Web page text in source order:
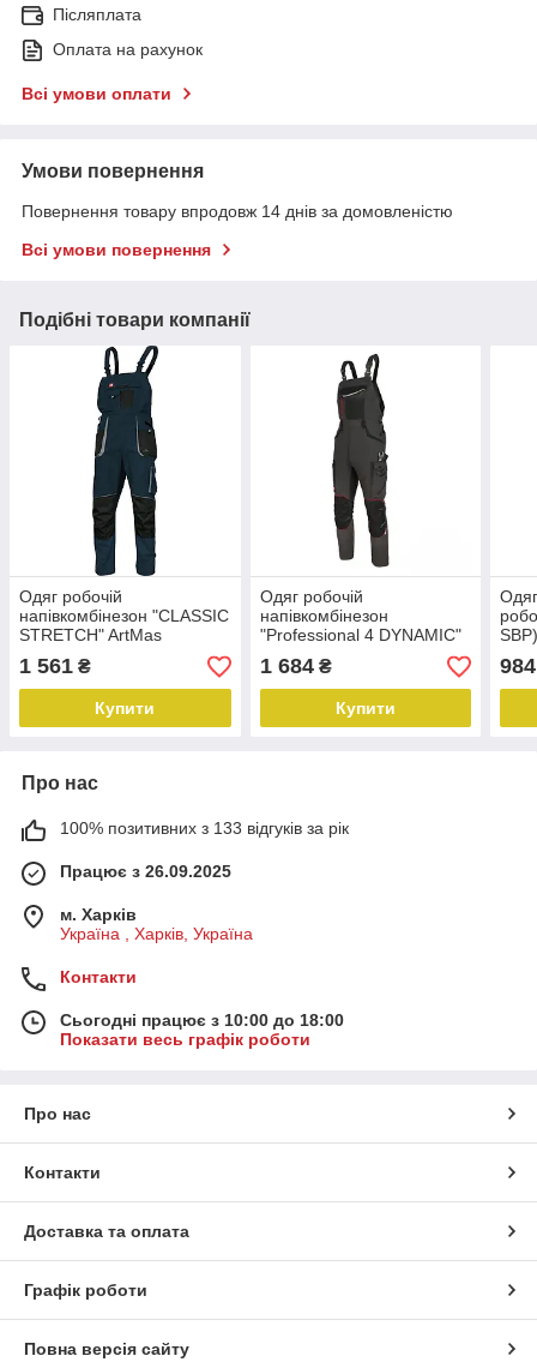
Післяплата
Оплата на рахунок
Всі умови оплати
Умови повернення
Повернення товару впродовж 14 днів за домовленістю
Всі умови повернення
Подібні товари компанії
Одяг робочій
напівкомбінезон "CLASSIC
STRETCH" ArtMas
(Польща)
1 561 ₴
Купити
Одяг робочій
напівкомбінезон
"Professional 4 DYNAMIC"
ArtMas (Польща)
1 684₴
Купити
984
Про нас
100% позитивних з 133 відгуків за рік
Працює з 26.09.2025
м. Харків
Україна , Харків, Україна
Контакти
Сьогодні працює з 10:00 до 18:00
Показати весь графік роботи
Про нас
Контакти
Доставка та оплата
Графік роботи
Повна версія сайту